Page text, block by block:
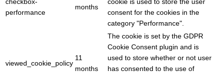
checkbox-
performance
months
cookie is used to store the user
consent for the cookies in the
category "Performance".
viewed_cookie_policy
11
months
The cookie is set by the GDPR
Cookie Consent plugin and is
used to store whether or not user
has consented to the use of